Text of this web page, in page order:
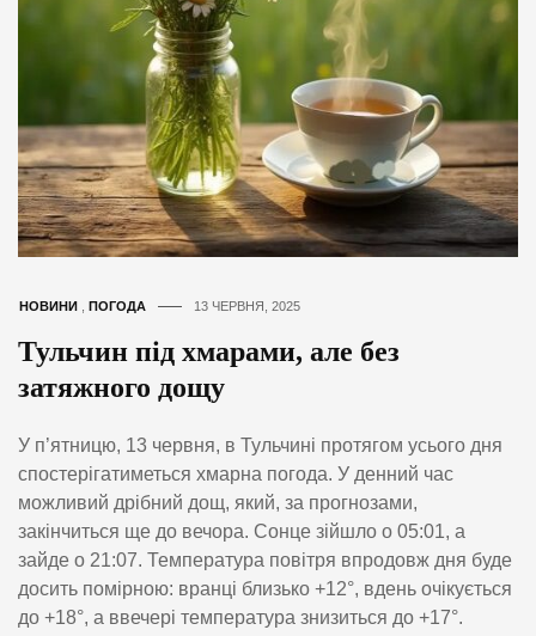
НОВИНИ , ПОГОДА 13 ЧЕРВНЯ, 2025
Тульчин під хмарами, але без
затяжного дощу
У п’ятницю, 13 червня, в Тульчині протягом усього дня
спостерігатиметься хмарна погода. У денний час
можливий дрібний дощ, який, за прогнозами,
закінчиться ще до вечора. Сонце зійшло о 05:01, а
зайде о 21:07. Температура повітря впродовж дня буде
досить помірною: вранці близько +12°, вдень очікується
до +18°, а ввечері температура знизиться до +17°.